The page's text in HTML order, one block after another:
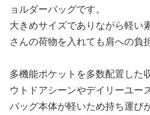
ョルダーバッグです。
大きめサイズでありながら軽い
さんの荷物を入れても肩への負
多機能ポケットを多数配置した
ウトドアシーンやデイリーユー
バッグ本体が軽いため持ち運び